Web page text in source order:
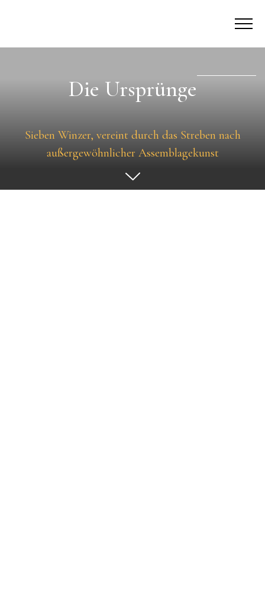
Die Ursprünge
Sieben Winzer, vereint durch das Streben nach
außergewöhnlicher Assemblagekunst